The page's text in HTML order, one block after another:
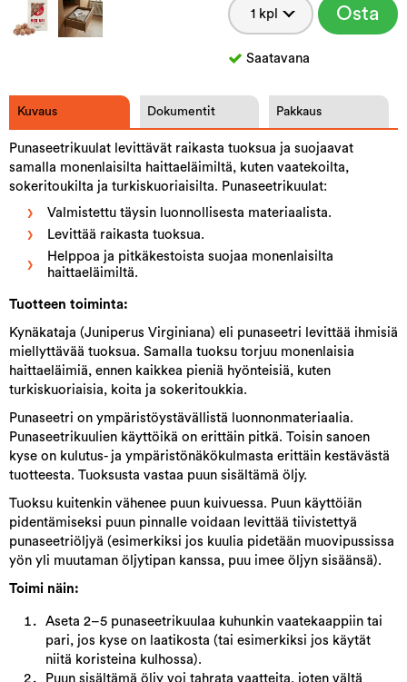
Osta
Saatavana
Kuvaus Dokumentit Pakkaus
Punaseetrikuulat levittävät raikasta tuoksua ja suojaavat
samalla monenlaisilta haittaeläimiltä, kuten vaatekoilta,
sokeritoukilta ja turkiskuoriaisilta. Punaseetrikuulat:
Valmistettu täysin luonnollisesta materiaalista.
Levittää raikasta tuoksua.
Helppoa ja pitkäkestoista suojaa monenlaisilta
haittaeläimiltä.
Tuotteen toiminta:
Kynäkataja (Juniperus Virginiana) eli punaseetri levittää ihmisiä
miellyttävää tuoksua. Samalla tuoksu torjuu monenlaisia
haittaeläimiä, ennen kaikkea pieniä hyönteisiä, kuten
turkiskuoriaisia, koita ja sokeritoukkia.
Punaseetri on ympäristöystävällistä luonnonmateriaalia.
Punaseetrikuulien käyttöikä on erittäin pitkä. Toisin sanoen
kyse on kulutus- ja ympäristönäkökulmasta erittäin kestävästä
tuotteesta. Tuoksusta vastaa puun sisältämä öljy.
Tuoksu kuitenkin vähenee puun kuivuessa. Puun käyttöiän
pidentämiseksi puun pinnalle voidaan levittää tiivistettyä
punaseetriöljyä (esimerkiksi jos kuulia pidetään muovipussissa
yön yli muutaman öljytipan kanssa, puu imee öljyn sisäänsä).
Toimi näin:
Aseta 2–5 punaseetrikuulaa kuhunkin vaatekaappiin tai
pari, jos kyse on laatikosta (tai esimerkiksi jos käytät
niitä koristeina kulhossa).
Puun sisältämä öljy voi tahrata vaatteita, joten vältä